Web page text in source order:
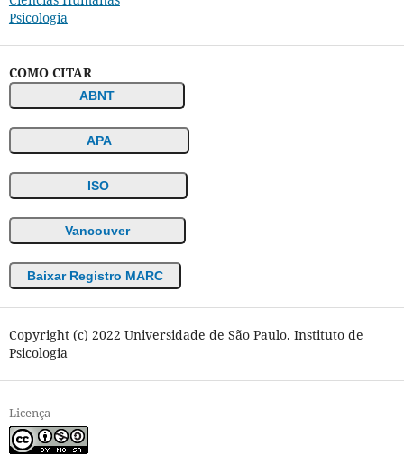
Psicologia
COMO CITAR
ABNT
APA
ISO
Vancouver
Baixar Registro MARC
Copyright (c) 2022 Universidade de São Paulo. Instituto de
Psicologia
Licença